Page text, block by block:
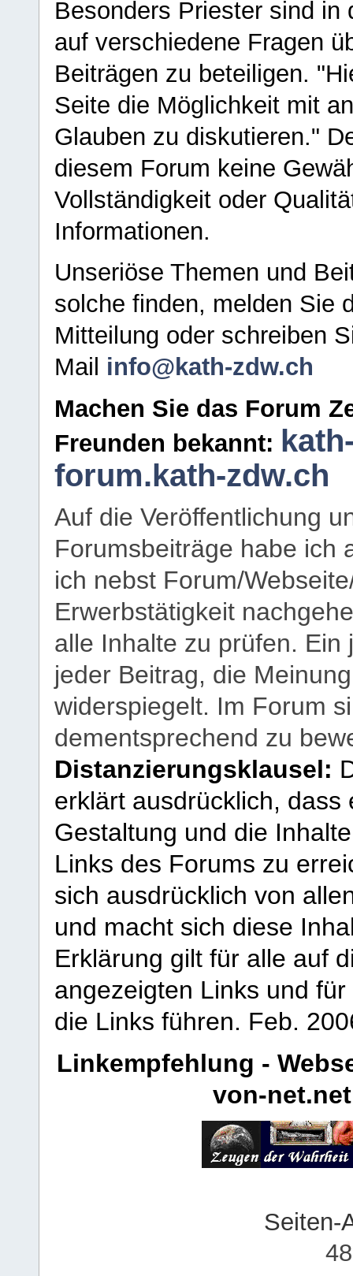
Besonders Priester sind in
auf verschiedene Fragen
Beiträgen zu beteiligen.
Seite die Möglichkeit mit
Glauben zu diskutieren."
diesem Forum keine
Vollständigkeit oder
Informationen.
Unseriöse Themen und
solche finden, melden Sie
Mitteilung oder schreiben
Mail info@kath-zdw.ch
Machen Sie das Forum
Freunden bekannt:
forum.kath-zdw.ch
Auf die Veröffentlichung
Forumsbeiträge habe ich
ich nebst Forum/
Erwerbstätigkeit
alle Inhalte zu prüfen.
jeder Beitrag, die
widerspiegelt. Im Forum
dementsprechend zu
Distanzierungsklausel:
erklärt ausdrücklich,
Gestaltung und die
Links des Forums zu
sich ausdrücklich von
und macht sich diese
Erklärung gilt für alle auf
angezeigten Links und
die Links führen. Feb.
Linkempfehlung -
von-net.net
Seiten-